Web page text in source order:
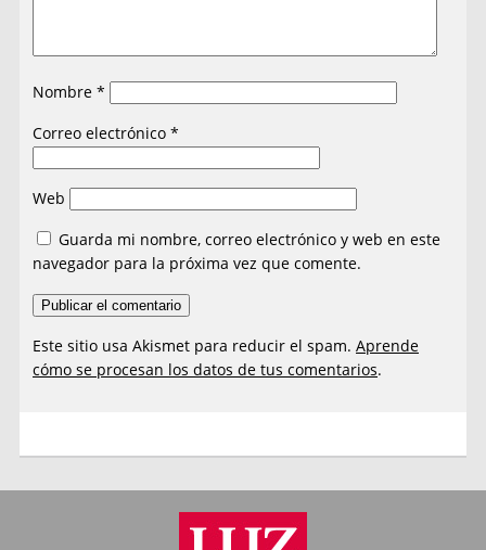
Nombre*
Correo electrónico*
Web
Guarda mi nombre, correo electrónico y web en este
navegador para la próxima vez que comente.
Este sitio usa Akismet para reducir el spam.Aprende
cómo se procesan los datos de tus comentarios.